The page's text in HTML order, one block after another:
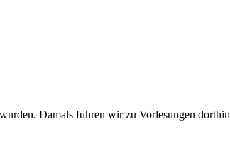
Damals fuhren wir zu Vorlesungen